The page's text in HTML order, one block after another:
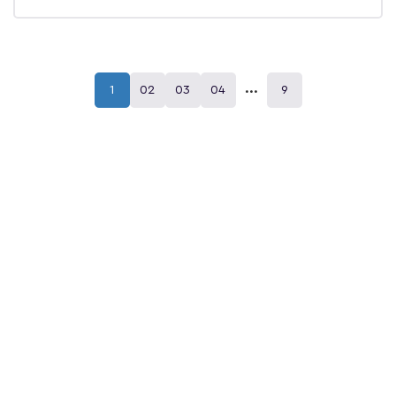
Учебное пособие предназначено для студентов вузов,
обучающихся по направлению «Конструкторско-
технологическое обеспечение машиностроительных
1 02 03 04 ... 9